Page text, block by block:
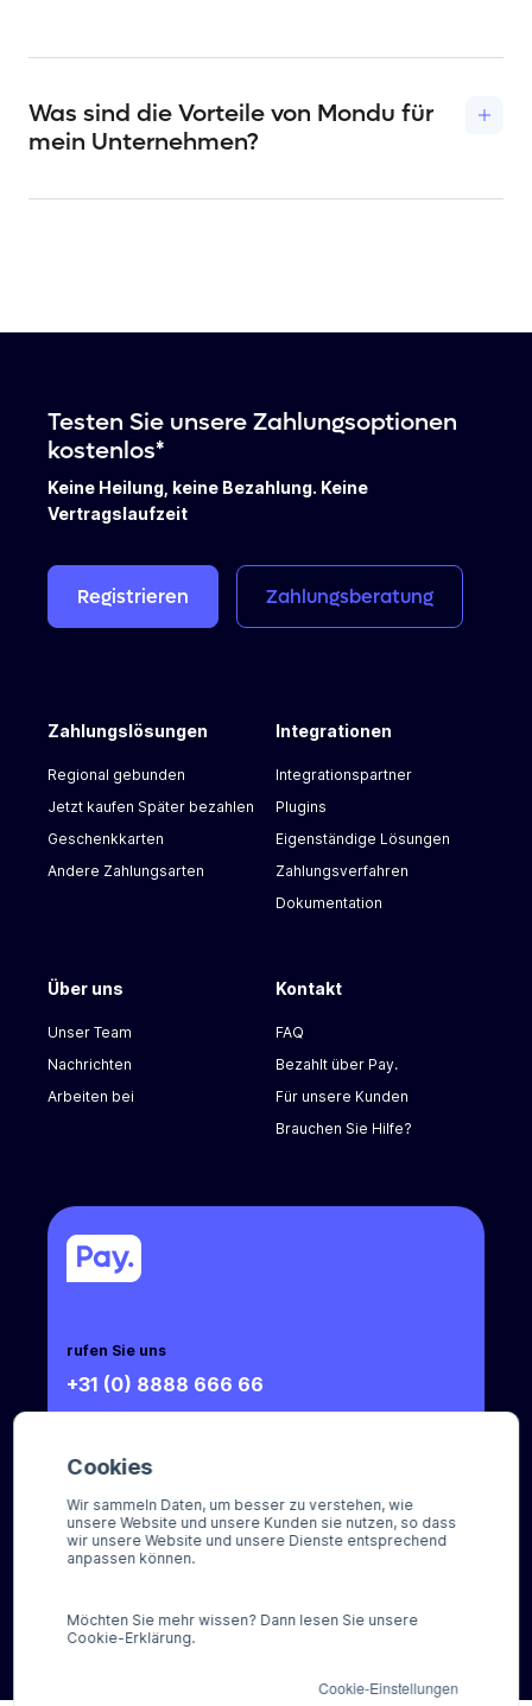
Cookies
Wir sammeln Daten, um besser zu verstehen, wie
unsere Website und unsere Kunden sie nutzen, so dass
wir unsere Website und unsere Dienste entsprechend
anpassen können.
Möchten Sie mehr wissen? Dann lesen Sie unsere
Cookie-Erklärung.
Cookie-Einstellungen
Was sind die Vorteile von Mondu für
mein Unternehmen?
Geschäftskunden flexible Zahlungsoptionen
rufen Sie uns
+31 (0) 8888 666 66
sales@pay.nl
Socials
© Pay 2026
Testen Sie unsere Zahlungsoptionen
kostenlos*
Keine Heilung, keine Bezahlung. Keine
Vertragslaufzeit
Registrieren Zahlungsberatung
Zahlungslösungen
Regional gebunden
Jetzt kaufen Später bezahlen
Geschenkkarten
Andere Zahlungsarten
Integrationen
Integrationspartner
Plugins
Eigenständige Lösungen
Zahlungsverfahren
Dokumentation
Über uns
Unser Team
Nachrichten
Arbeiten bei
Kontakt
FAQ
Bezahlt über Pay.
Für unsere Kunden
Brauchen Sie Hilfe?